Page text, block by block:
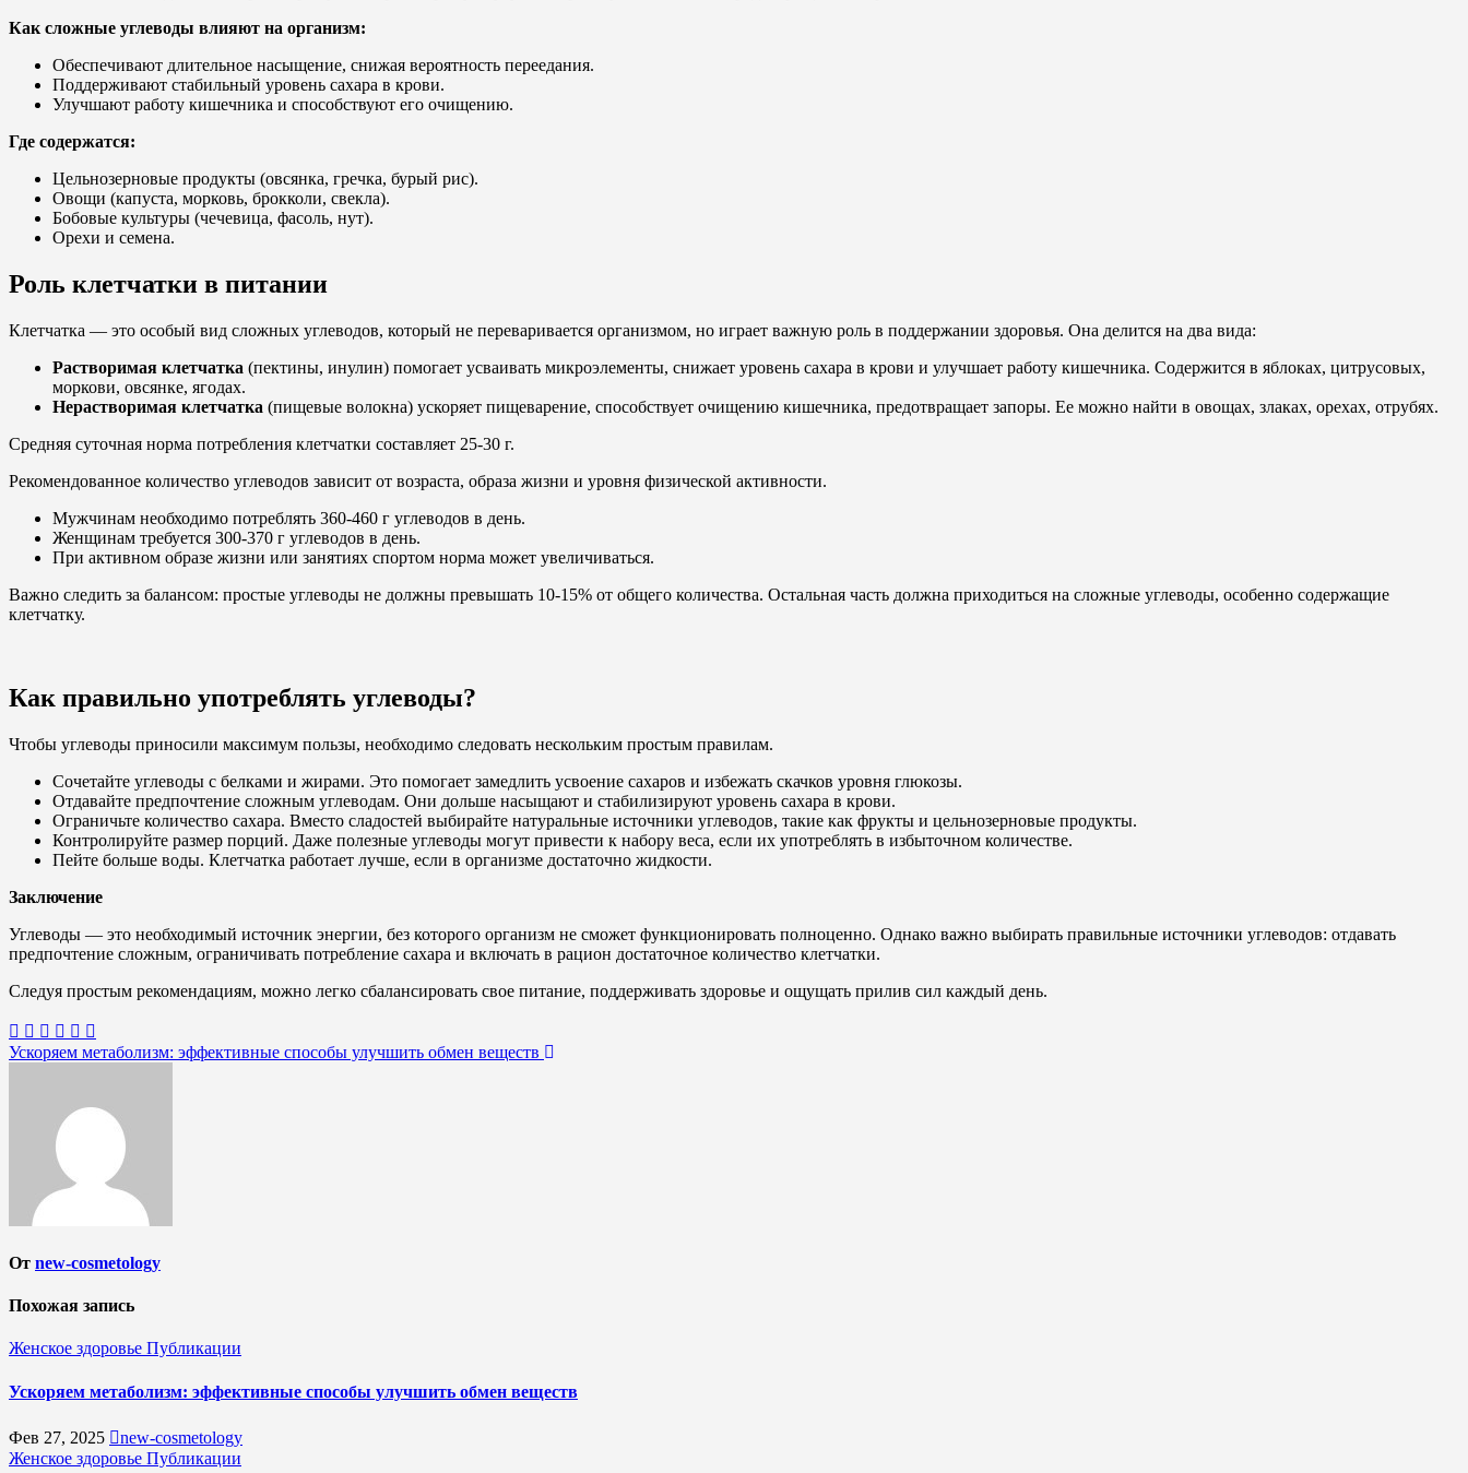
Как сложные углеводы влияют на организм:
Обеспечивают длительное насыщение, снижая вероятность переедания.
Поддерживают стабильный уровень сахара в крови.
Улучшают работу кишечника и способствуют его очищению.
Где содержатся:
Цельнозерновые продукты (овсянка, гречка, бурый рис).
Овощи (капуста, морковь, брокколи, свекла).
Бобовые культуры (чечевица, фасоль, нут).
Орехи и семена.
Роль клетчатки в питании
Клетчатка — это особый вид сложных углеводов, который не переваривается организмом, но играет важную роль в поддержании здоровья. Она делится на два вида:
Растворимая клетчатка (пектины, инулин) помогает усваивать микроэлементы, снижает уровень сахара в крови и улучшает работу кишечника. Содержится в яблоках, цитрусовых,
моркови, овсянке, ягодах.
Нерастворимая клетчатка (пищевые волокна) ускоряет пищеварение, способствует очищению кишечника, предотвращает запоры. Ее можно найти в овощах, злаках, орехах, отрубях.
Средняя суточная норма потребления клетчатки составляет 25-30 г.
Рекомендованное количество углеводов зависит от возраста, образа жизни и уровня физической активности.
Мужчинам необходимо потреблять 360-460 г углеводов в день.
Женщинам требуется 300-370 г углеводов в день.
При активном образе жизни или занятиях спортом норма может увеличиваться.
Важно следить за балансом: простые углеводы не должны превышать 10-15% от общего количества. Остальная часть должна приходиться на сложные углеводы, особенно содержащие
клетчатку.
Как правильно употреблять углеводы?
Чтобы углеводы приносили максимум пользы, необходимо следовать нескольким простым правилам.
Сочетайте углеводы с белками и жирами. Это помогает замедлить усвоение сахаров и избежать скачков уровня глюкозы.
Отдавайте предпочтение сложным углеводам. Они дольше насыщают и стабилизируют уровень сахара в крови.
Ограничьте количество сахара. Вместо сладостей выбирайте натуральные источники углеводов, такие как фрукты и цельнозерновые продукты.
Контролируйте размер порций. Даже полезные углеводы могут привести к набору веса, если их употреблять в избыточном количестве.
Пейте больше воды. Клетчатка работает лучше, если в организме достаточно жидкости.
Заключение
Углеводы — это необходимый источник энергии, без которого организм не сможет функционировать полноценно. Однако важно выбирать правильные источники углеводов: отдавать
предпочтение сложным, ограничивать потребление сахара и включать в рацион достаточное количество клетчатки.
Следуя простым рекомендациям, можно легко сбалансировать свое питание, поддерживать здоровье и ощущать прилив сил каждый день.
Навигация
записям
Ускоряем метаболизм: эффективные способы улучшить обмен веществ
От new-cosmetology
Похожая запись
Женское здоровье Публикации
Ускоряем метаболизм: эффективные способы улучшить обмен веществ
Фев 27, 2025
new-cosmetology
Женское здоровье Публикации